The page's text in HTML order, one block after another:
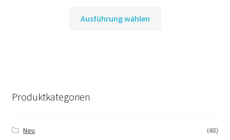
Ausführung wählen
Produktkategorien
Neu
(48)